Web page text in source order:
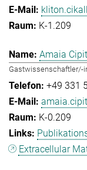
K-1.209
Amaia
Gastwissenschaftler/-
+49 331
K-0.209
Extracellular